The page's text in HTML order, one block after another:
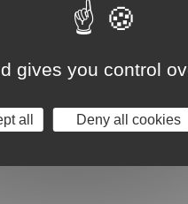
gives you control
all Deny all cookies